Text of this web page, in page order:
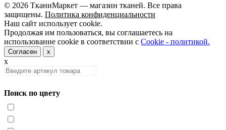
© 2026 ТканиМаркет — магазин тканей. Все права
защищены. Политика конфиденциальности
Наш сайт использует cookie.
Продолжая им пользоваться, вы соглашаетесь на
использование cookie в соответствии с Cookie - политикой.
Согласен x
x
Поиск по цвету